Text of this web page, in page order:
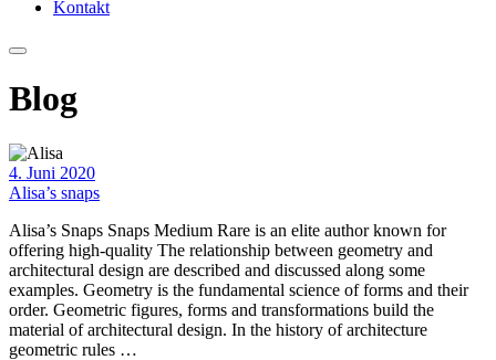
Kontakt
Blog
4. Juni 2020
Alisa’s snaps
Alisa’s Snaps Snaps Medium Rare is an elite author known for
offering high-quality The relationship between geometry and
architectural design are described and discussed along some
examples. Geometry is the fundamental science of forms and their
order. Geometric figures, forms and transformations build the
material of architectural design. In the history of architecture
geometric rules …